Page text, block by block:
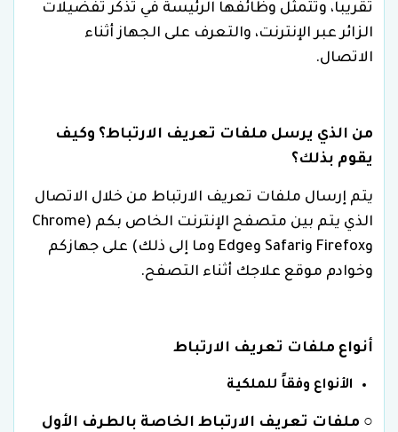
تقريباً، وتتمثل وظائفها الرئيسة في تذكر تفضيلات
الزائر عبر الإنترنت، والتعرف على الجهاز أثناء
الاتصال.
من الذي يرسل ملفات تعريف الارتباط؟ وكيف
يقوم بذلك؟
يتم إرسال ملفات تعريف الارتباط من خلال الاتصال
الذي يتم بين متصفح الإنترنت الخاص بكم (Chrome
وFirefox وSafari وEdge وما إلى ذلك) على جهازكم
وخوادم موقع علاجك أثناء التصفح.
أنواع ملفات تعريف الارتباط
الأنواع وفقاً للملكية
○ ملفات تعريف الارتباط الخاصة بالطرف الأول